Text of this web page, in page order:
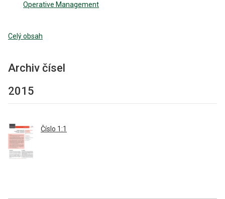
Operative Management
Celý obsah
Archiv čísel
2015
Číslo 1:1